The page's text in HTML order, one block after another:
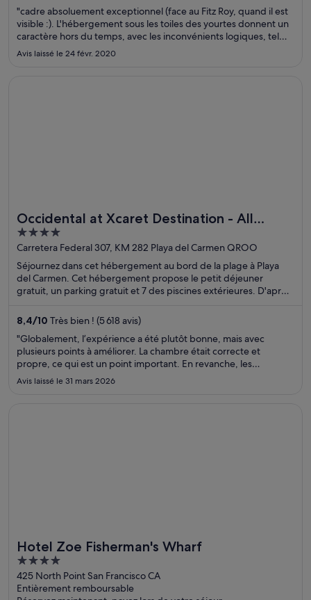
"cadre absoluement exceptionnel (face au Fitz Roy, quand il est
visible :). L'hébergement sous les toiles des yourtes donnent un
caractère hors du temps, avec les inconvénients logiques, tel
que le bruit du vent qui peut là bas être exceptionnel, ou la
Avis laissé le 24 févr. 2020
Occidental at Xcaret Destination - All
Inclusive
4
out
of
5
Carretera Federal 307, KM 282 Playa del Carmen QROO
Séjournez dans cet hébergement au bord de la plage à Playa
del Carmen. Cet hébergement propose le petit déjeuner
gratuit, un parking gratuit et 7 des piscines extérieures. D'après
personnel aux petits soins. Des attractions populaires, comme
Parc à thème écologique Xcaret et Parc à thème Xplor, se
trouvent à proximité.
8,4/10 Très bien ! (5 618 avis)
"Globalement, l’expérience a été plutôt bonne, mais avec
plusieurs points à améliorer. La chambre était correcte et
propre, ce qui est un point important. En revanche, les
équipements sont clairement vieillissants et mériteraient d’être
Avis laissé le 31 mars 2026
Hotel Zoe Fisherman's Wharf
4
out
of
425 North Point San Francisco CA
Entièrement remboursable